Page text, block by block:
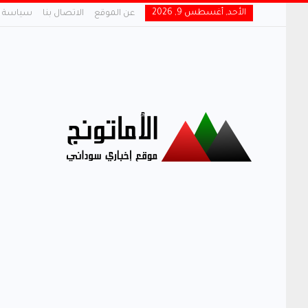
الأحد, أغسطس 9, 2026 عن الموقع الاتصال بنا سياسة